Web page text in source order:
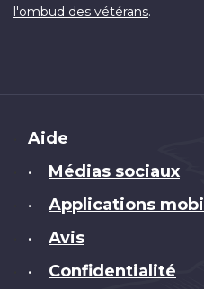
l'ombud des vétérans.
Brand
Aide
• Médias sociaux
• Applications
• Avis
• Confidentialité